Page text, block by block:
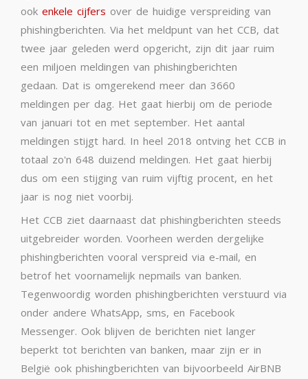
ook enkele cijfers over de huidige verspreiding van
phishingberichten. Via het meldpunt van het CCB, dat
twee jaar geleden werd opgericht, zijn dit jaar ruim
een miljoen meldingen van phishingberichten
gedaan. Dat is omgerekend meer dan 3660
meldingen per dag. Het gaat hierbij om de periode
van januari tot en met september. Het aantal
meldingen stijgt hard. In heel 2018 ontving het CCB in
totaal zo'n 648 duizend meldingen. Het gaat hierbij
dus om een stijging van ruim vijftig procent, en het
jaar is nog niet voorbij.
Het CCB ziet daarnaast dat phishingberichten steeds
uitgebreider worden. Voorheen werden dergelijke
phishingberichten vooral verspreid via e-mail, en
betrof het voornamelijk nepmails van banken.
Tegenwoordig worden phishingberichten verstuurd via
onder andere WhatsApp, sms, en Facebook
Messenger. Ook blijven de berichten niet langer
beperkt tot berichten van banken, maar zijn er in
België ook phishingberichten van bijvoorbeeld AirBNB